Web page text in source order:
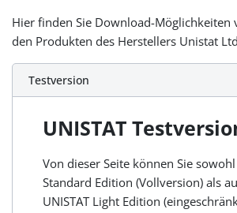
Hier finden Sie Download-Möglichkeiten
den Produkten des Herstellers Unistat
Testversion
UNISTAT
Von dieser Seite können Sie sowohl
Standard Edition (Vollversion) als
UNISTAT Light Edition